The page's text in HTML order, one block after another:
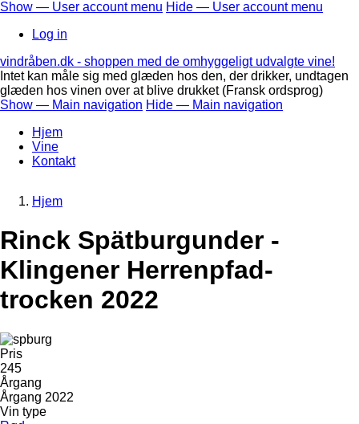
Skip
main
User
account
menu
Show — User account menu Hide — User account menu
Log in
vindråben.dk - shoppen med de omhyggeligt udvalgte vine!
Intet kan måle sig med glæden hos den, der drikker, undtagen
glæden hos vinen over at blive drukket (Fransk ordsprog)
Main
navigation
Show — Main navigation Hide — Main navigation
Hjem
Vine
Kontakt
Hjem
Rinck Spätburgunder -
Klingener Herrenpfad-
trocken 2022
Pris
245
Årgang
Årgang 2022
Vin type